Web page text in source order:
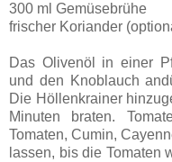
300 ml Gemüsebrühe
frischer Koriander
Das Olivenöl in einer
und den Knoblauch
Die Höllenkrainer
Minuten braten.
Tomaten, Cumin,
lassen, bis die Tomaten